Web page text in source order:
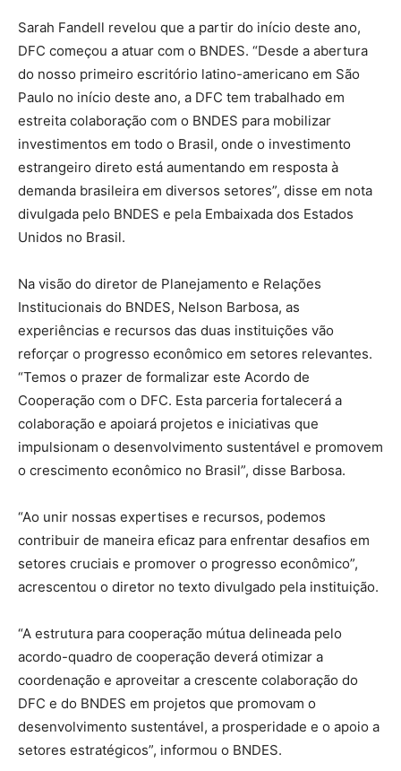
Sarah Fandell revelou que a partir do início deste ano,
DFC começou a atuar com o BNDES. “Desde a abertura
do nosso primeiro escritório latino-americano em São
Paulo no início deste ano, a DFC tem trabalhado em
estreita colaboração com o BNDES para mobilizar
investimentos em todo o Brasil, onde o investimento
estrangeiro direto está aumentando em resposta à
demanda brasileira em diversos setores”, disse em nota
divulgada pelo BNDES e pela Embaixada dos Estados
Unidos no Brasil.
Na visão do diretor de Planejamento e Relações
Institucionais do BNDES, Nelson Barbosa, as
experiências e recursos das duas instituições vão
reforçar o progresso econômico em setores relevantes.
“Temos o prazer de formalizar este Acordo de
Cooperação com o DFC. Esta parceria fortalecerá a
colaboração e apoiará projetos e iniciativas que
impulsionam o desenvolvimento sustentável e promovem
o crescimento econômico no Brasil”, disse Barbosa.
“Ao unir nossas expertises e recursos, podemos
contribuir de maneira eficaz para enfrentar desafios em
setores cruciais e promover o progresso econômico”,
acrescentou o diretor no texto divulgado pela instituição.
“A estrutura para cooperação mútua delineada pelo
acordo-quadro de cooperação deverá otimizar a
coordenação e aproveitar a crescente colaboração do
DFC e do BNDES em projetos que promovam o
desenvolvimento sustentável, a prosperidade e o apoio a
setores estratégicos”, informou o BNDES.